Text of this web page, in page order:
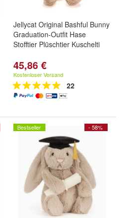
Jellycat Original Bashful Bunny
Graduation-Outfit Hase
Stofftier Plüschtier Kuschelti
45,86 €
Kostenloser Versand
22
- 58%
Bestseller